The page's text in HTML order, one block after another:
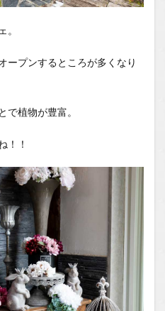
。
ープンするところが多くなり
で植物が豊富。
！！